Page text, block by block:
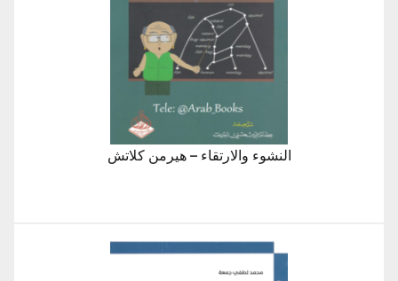
النشوء والارتقاء – هيرمن كلاتش